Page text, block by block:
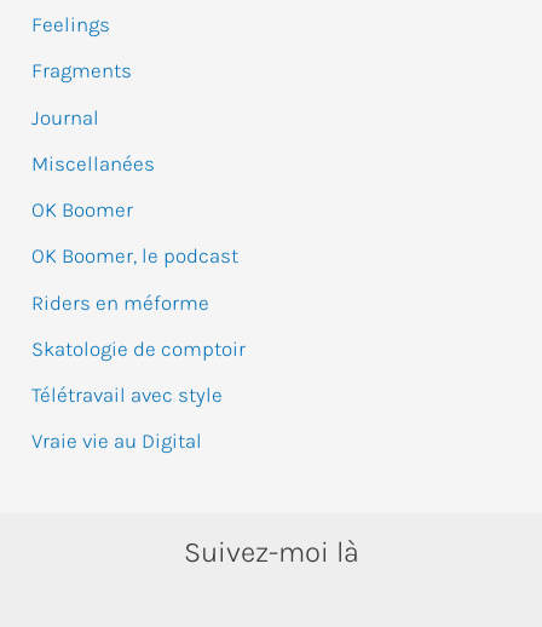
h
e
r
Feelings
Fragments
Journal
Miscellanées
OK Boomer
OK Boomer, le podcast
Riders en méforme
Skatologie de comptoir
Télétravail avec style
Vraie vie au Digital
Suivez-moi là